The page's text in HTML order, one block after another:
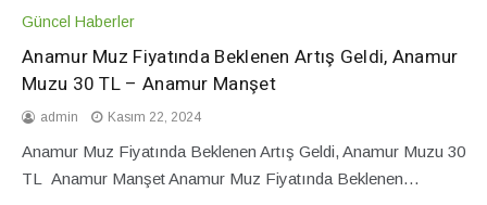
Güncel Haberler
Anamur Muz Fiyatında Beklenen Artış Geldi, Anamur
Muzu 30 TL – Anamur Manşet
admin Kasım 22, 2024
Anamur Muz Fiyatında Beklenen Artış Geldi, Anamur Muzu 30
TL Anamur Manşet Anamur Muz Fiyatında Beklenen…